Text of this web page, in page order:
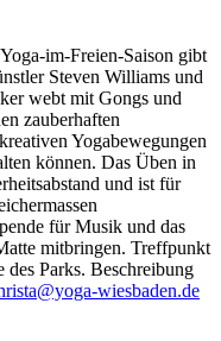
im-Freien-Saison gibt
Steven Williams und
webt mit Gongs und
zauberhaften
Yogabewegungen
können. Das Üben in
und ist für
für Musik und das
mitbringen. Treffpunkt
des Parks. Beschreibung
wiesbaden.de